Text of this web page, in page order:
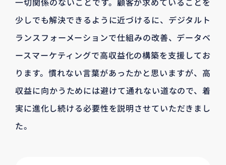
少しでも解決できるように近づけるに、デジタルト
ランスフォーメーションで仕組みの改善、データベ
ースマーケティングで高収益化の構築を支援してお
ります。慣れない言葉があったかと思いますが、高
収益に向かうためには避けて通れない道なので、着
実に進化し続ける必要性を説明させていただきまし
た。